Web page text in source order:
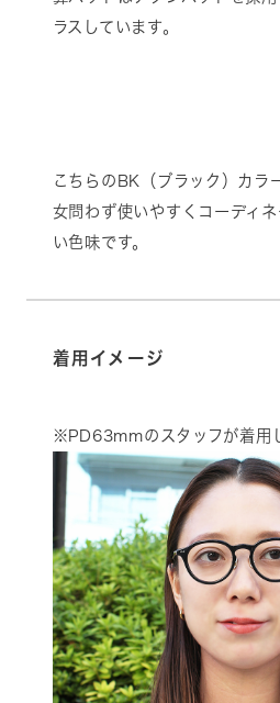
ラスしています。
こちらのBK（ブラック）カラ
女問わず使いやすくコーディ
い色味です。
着用イメージ
※PD63mmのスタッフが着用